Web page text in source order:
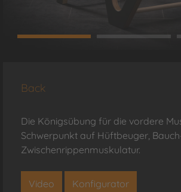
Back
Die Königsübung für die vordere
Schwerpunkt auf Hüftbeuger,
Zwischenrippenmuskulatur.
Video Konfigurator